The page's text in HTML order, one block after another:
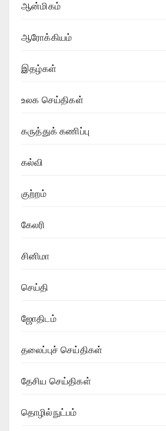
ஆன்மிகம்
ஆரோக்கியம்
இதழ்கள்
உலக செய்திகள்
கருத்துக் கணிப்பு
கல்வி
குற்றம்
கேலரி
சினிமா
செய்தி
ஜோதிடம்
தலைப்புச் செய்திகள்
தேசிய செய்திகள்
தொழில்நுட்பம்